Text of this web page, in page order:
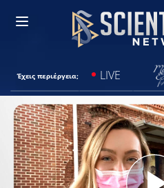
Έχεις περιέργεια; LIVE